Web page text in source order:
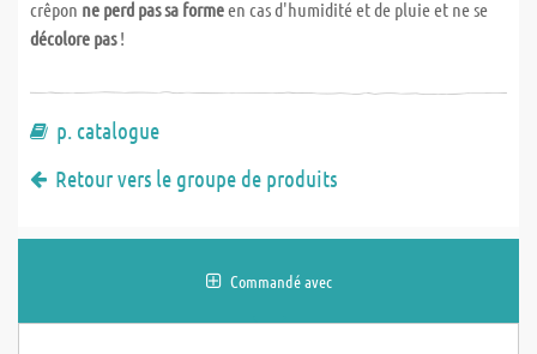
crêpon ne perd pas sa formeen cas d'humidité et de pluie et ne se
décolore pas!
p. catalogue
Retour vers le groupe de produits
Commandé avec